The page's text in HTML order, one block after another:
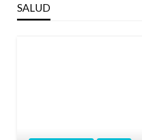
SALUD